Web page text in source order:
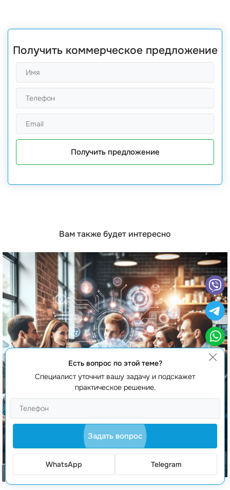
Получить коммерческое предложение
Получить предложение
Вам также будет интересно
Есть вопрос по этой теме?
Специалист уточнит вашу задачу и подскажет
практическое решение.
Задать вопрос
WhatsApp Telegram
Заказать звонок